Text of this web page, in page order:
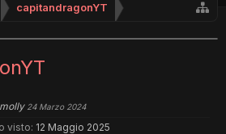
capitandragonYT
24 Marzo 2024
visto: 12 Maggio 2025